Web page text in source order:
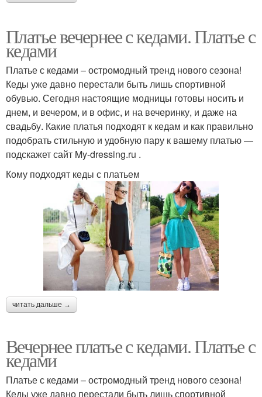
Платье вечернее с кедами. Платье с
кедами
Платье с кедами – остромодный тренд нового сезона!
Кеды уже давно перестали быть лишь спортивной
обувью. Сегодня настоящие модницы готовы носить и
днем, и вечером, и в офис, и на вечеринку, и даже на
свадьбу. Какие платья подходят к кедам и как правильно
подобрать стильную и удобную пару к вашему платью —
подскажет сайт My-dressing.ru .
Кому подходят кеды с платьем
читать дальше →
Вечернее платье с кедами. Платье с
кедами
Платье с кедами – остромодный тренд нового сезона!
Кеды уже давно перестали быть лишь спортивной